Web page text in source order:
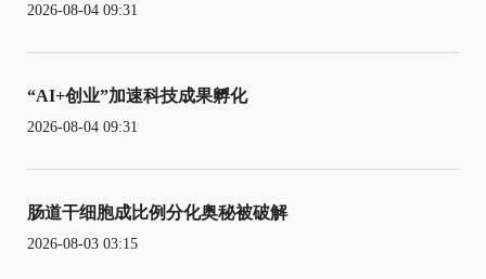
2026-08-04 09:31
“AI+创业”加速科技成果孵化
2026-08-04 09:31
肠道干细胞成比例分化奥秘被破解
2026-08-03 03:15